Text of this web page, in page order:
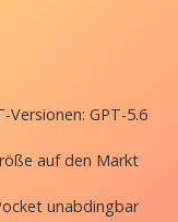
GPT-5.6
auf den Markt
unabdingbar